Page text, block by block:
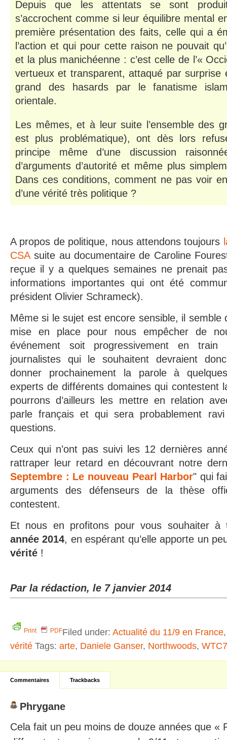
Depuis que les attentats se sont
s’accrochent comme si leur équilibre mental
première présentation des faits, celle qui a
l’action et qui pour cette raison ne pouvait
et la plus manichéenne : c’est celle de l’«
vertueux et transparent, attaqué par surprise
grand des hasards par le fanatisme
orientale.
Les mêmes, et à leur suite l’ensemble des
est plus problématique), ont dès lors
principe même d’une discussion
d’arguments d’autorité et même plus
Dans ces conditions, comment ne pas voir
d’une vérité très politique ?
A propos de politique, nous attendons toujours
CSA suite au documentaire de Caroline
reçue il y a quelques semaines ne prenait
informations importantes qui ont été
président Olivier Schrameck).
Même si le sujet est encore sensible, il semble
mise en place pour nous empêcher de
événement soit progressivement en
journalistes qui le souhaitent devraient
donner prochainement la parole à
experts de différents domaines qui contestent
pourrons d’ailleurs les mettre en relation
parle français et qui sera probablement
questions.
Ceux qui n’ont pas suivi les 12 dernières
rattraper leur retard en découvrant notre
Septembre : Le nouveau Pearl Harbor" qui
arguments des défenseurs de la thèse
contestent.
Et nous en profitons pour vous souhaiter
année 2014, en espérant qu’elle apporte un
vérité !
Par la rédaction, le 7 janvier 2014
Print PDFFiled under: Actualité du 11/9 en France
vérité Tags: arte, Daniele Ganser, Northwoods, WTC7
Commentaires Trackbacks
Phrygane
Cela fait un peu moins de douze années que «